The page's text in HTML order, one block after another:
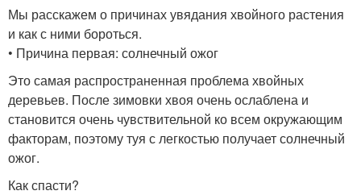
Мы расскажем о причинах увядания хвойного растения
и как с ними бороться.
• Причина первая: солнечный ожог
Это самая распространенная проблема хвойных
деревьев. После зимовки хвоя очень ослаблена и
становится очень чувствительной ко всем окружающим
факторам, поэтому туя с легкостью получает солнечный
ожог.
Как спасти?